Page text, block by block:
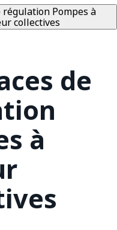
Pompes à
collectives
de
à